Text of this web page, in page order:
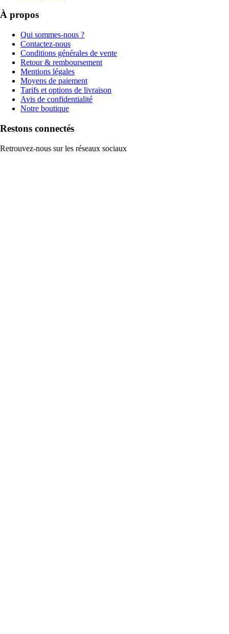
À propos
Qui sommes-nous ?
Contactez-nous
Conditions générales de vente
Retour & remboursement
Mentions légales
Moyens de paiement
Tarifs et options de livraison
Avis de confidentialité
Notre boutique
Restons connectés
Retrouvez-nous sur les réseaux sociaux